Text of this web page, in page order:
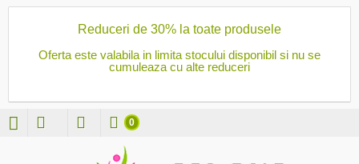
Reduceri de 30% la toate produsele
Oferta este valabila in limita stocului disponibil si nu se
cumuleaza cu alte reduceri
0